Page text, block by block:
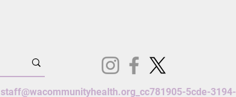
staff@wacommunityhealth.org _cc781905-5cde-3194-